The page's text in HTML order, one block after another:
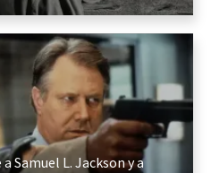
a Samuel L. Jackson y a